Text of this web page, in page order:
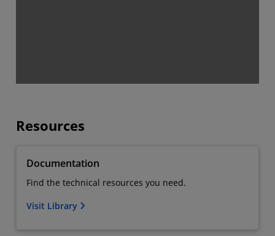
Resources
Documentation
Find the technical resources you need.
Visit Library